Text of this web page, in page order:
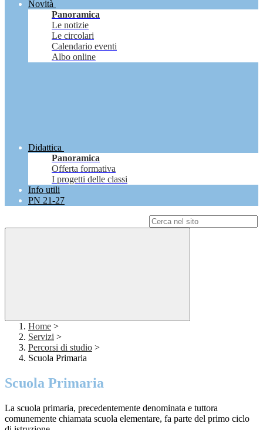
Novità
Panoramica
Le notizie
Le circolari
Calendario eventi
Albo online
Didattica
Panoramica
Offerta formativa
I progetti delle classi
Info utili
PN 21-27
Home >
Servizi >
Percorsi di studio >
Scuola Primaria
Scuola Primaria
La scuola primaria, precedentemente denominata e tuttora
comunemente chiamata scuola elementare, fa parte del primo ciclo